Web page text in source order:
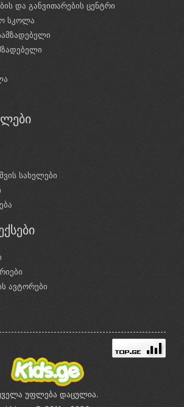
და განვითარების ცენტრი
სკოლა
სახელები
ავტორები
უფლება დაცულია.